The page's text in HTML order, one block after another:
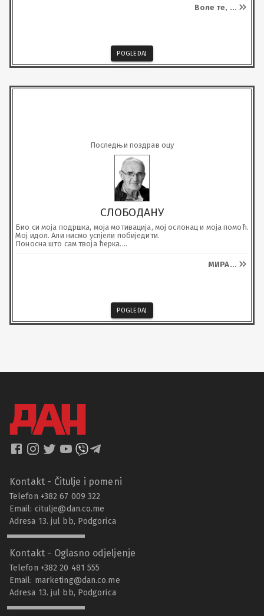
Кроз живот ћемо се водити твојим ријечима и поштењем, и
Воле те, ...
POGLEDAJ
Последњи поздрав оцу
СЛОБОДАНУ
Био си моја подршка, моја мотивација, мој ослонац и моја помоћ.
Мој идол. Али нисмо успјели побиједити.
Поносна што сам твоја ћерка.
Волим те тата!
МИРА...
POGLEDAJ
Kontakt - Čitulje i pomeni
Telefon +382 67 009 322
Email: citulje@dan.co.me
Adresa 13. jul bb, Podgorica
Kontakt - Oglasno odjeljenje
Telefon +382 20 481 555
Email: marketing@dan.co.me
Adresa 13. jul bb, Podgorica